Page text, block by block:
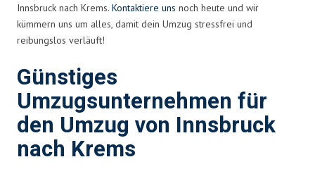
Innsbruck nach Krems. Kontaktiere uns noch heute und wir
kümmern uns um alles, damit dein Umzug stressfrei und
reibungslos verläuft!
Günstiges
Umzugsunternehmen für
den Umzug von Innsbruck
nach Krems